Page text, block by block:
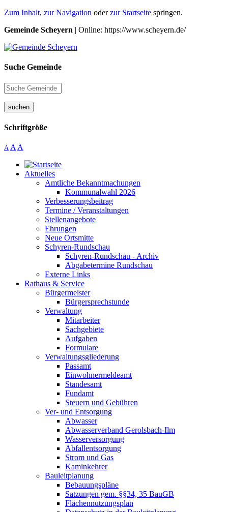
Zum Inhalt, zur Navigation oderzur Startseite springen.
Gemeinde Scheyern | Online: https://www.scheyern.de/
Suche Gemeinde
suchen
Schriftgröße
A A A
Aktuelles
Amtliche Bekanntmachungen
Kommunalwahl 2026
Verbesserungsbeitrag
Termine / Veranstaltungen
Stellenangebote
Ehrungen
Neue Ortsmitte
Schyren-Rundschau
Schyren-Rundschau - Archiv
Abgabetermine Rundschau
Externe Links
Rathaus & Service
Bürgermeister
Bürgersprechstunde
Verwaltung
Mitarbeiter
Sachgebiete
Aufgaben
Formulare
Verwaltungsgliederung
Passamt
Einwohnermeldeamt
Standesamt
Fundamt
Steuern und Gebühren
Ver- und Entsorgung
Abwasser
Abwasserverband Gerolsbach-Ilm
Wasserversorgung
Abfallentsorgung
Strom und Gas
Kaminkehrer
Bauleitplanung
Bebauungspläne
Satzungen gem. §§34, 35 BauGB
Flächennutzungsplan